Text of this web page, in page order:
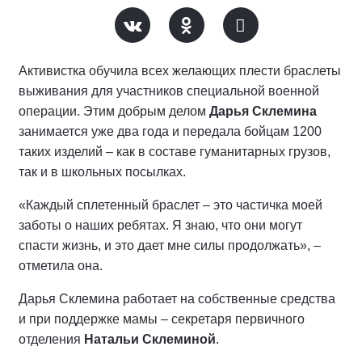
Активистка обучила всех желающих плести браслеты
выживания для участников специальной военной
операции. Этим добрым делом Дарья Склемина
занимается уже два года и передала бойцам 1200
таких изделий – как в составе гуманитарных грузов,
так и в школьных посылках.
«Каждый сплетенный браслет – это частичка моей
заботы о наших ребятах. Я знаю, что они могут
спасти жизнь, и это дает мне силы продолжать», –
отметила она.
Дарья Склемина работает на собственные средства
и при поддержке мамы – секретаря первичного
отделения Натальи Склеминой.